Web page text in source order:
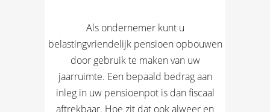
Als ondernemer kunt u
belastingvriendelijk pensioen opbouwen
door gebruik te maken van uw
jaarruimte. Een bepaald bedrag aan
inleg in uw pensioenpot is dan fiscaal
aftrekbaar. Hoe zit dat ook alweer en